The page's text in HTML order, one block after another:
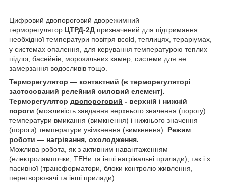
Цифровий двопороговий дворежимний
терморегулятор ЦТРД-2Д призначений для підтримання
необхідної температури повітря вcold, теплицях, тераріумах,
у системах опалення, для керування температурою теплих
підлог, басейнів, морозильних камер, системи для не
замерзання водосливів тощо.
Терморегулятор — контактний (в терморегуляторі
застосований релейний силовий елемент).
Терморегулятор двопороговий - верхній і нижній
пороги (можливість завдання верхнього значення (порогу)
температури вмикання (вимкнення) і нижнього значення
(пороги) температури увімкнення (вимкнення). Режим
роботи — нагрівання, охолодження.
Можлива робота, як з активним навантаженням
(електролампочки, ТЕНи та інші нагрівальні прилади), так і з
пасивної (трансформатори, блоки контролю живлення,
перетворювачі та інші прилади).